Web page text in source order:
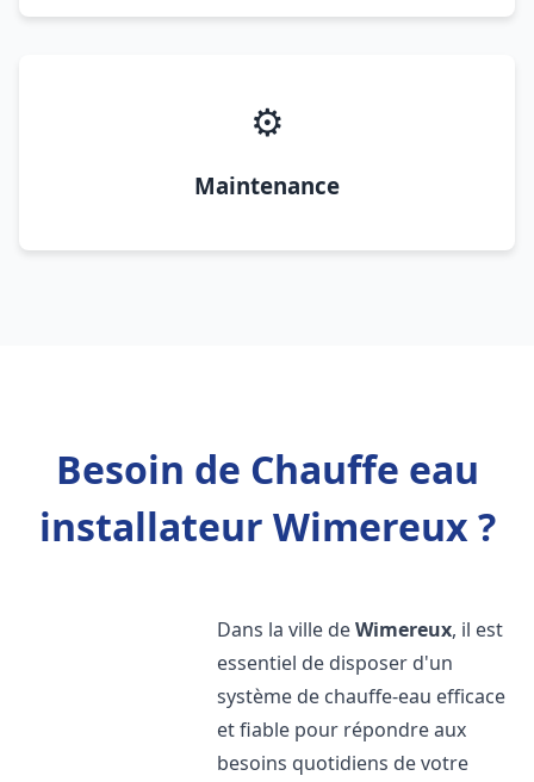
⚙️
Maintenance
Besoin de Chauffe eau
installateur Wimereux ?
Dans la ville deWimereux, il est
essentiel de disposer d'un
système de chauffe-eau efficace
et fiable pour répondre aux
besoins quotidiens de votre